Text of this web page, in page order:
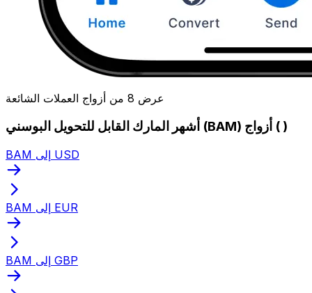
عرض 8 من أزواج العملات الشائعة
أشهر المارك القابل للتحويل البوسني (BAM) أزواج ( )
BAM إلى USD
BAM إلى EUR
BAM إلى GBP